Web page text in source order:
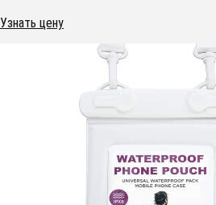
Узнать цену